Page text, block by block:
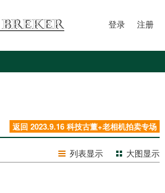
登录 注册
返回 2023.9.16 科技古董+老相机拍卖专场
列表显示 大图显示